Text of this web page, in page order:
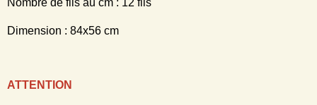
Nombre de fils au cm : 12 fils
Dimension : 84x56 cm
ATTENTION